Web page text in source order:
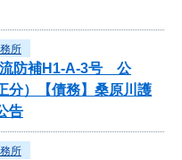
所
流防補H1-A-3号 公
）【債務】桑原川護
告
所